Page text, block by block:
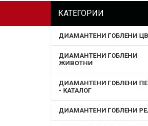
КАТЕГОРИИ
ДИАМАНТЕНИ ГОБЛЕНИ
ДИАМАНТЕНИ ГОБЛЕНИ
ЖИВОТНИ
ДИАМАНТЕНИ ГОБЛЕНИ
- КАТАЛОГ
ДИАМАНТЕНИ ГОБЛЕНИ